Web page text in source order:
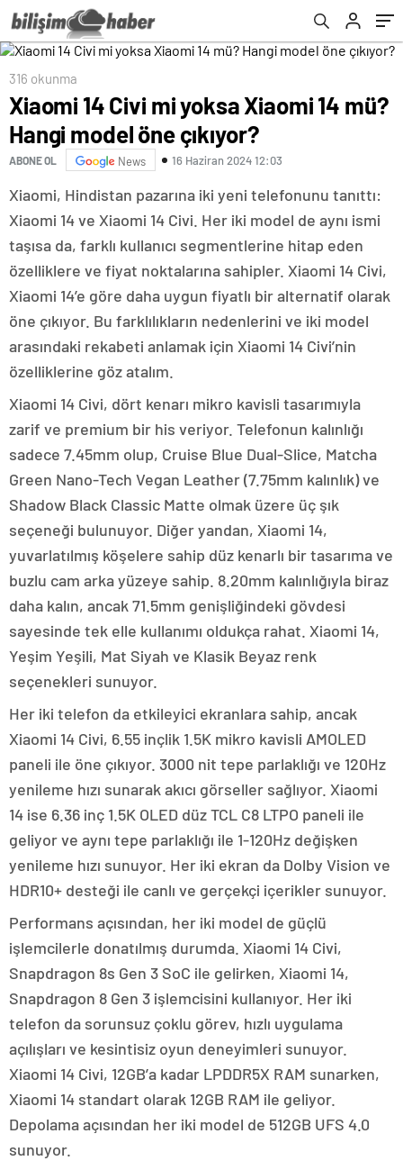
316 okunma
Xiaomi 14 Civi mi yoksa Xiaomi 14 mü?
Hangi model öne çıkıyor?
ABONE OL News 16 Haziran 2024 12:03
Xiaomi, Hindistan pazarına iki yeni telefonunu tanıttı:
Xiaomi 14 ve Xiaomi 14 Civi. Her iki model de aynı ismi
taşısa da, farklı kullanıcı segmentlerine hitap eden
özelliklere ve fiyat noktalarına sahipler. Xiaomi 14 Civi,
Xiaomi 14’e göre daha uygun fiyatlı bir alternatif olarak
öne çıkıyor. Bu farklılıkların nedenlerini ve iki model
arasındaki rekabeti anlamak için Xiaomi 14 Civi’nin
özelliklerine göz atalım.
Xiaomi 14 Civi, dört kenarı mikro kavisli tasarımıyla
zarif ve premium bir his veriyor. Telefonun kalınlığı
sadece 7.45mm olup, Cruise Blue Dual-Slice, Matcha
Green Nano-Tech Vegan Leather (7.75mm kalınlık) ve
Shadow Black Classic Matte olmak üzere üç şık
seçeneği bulunuyor. Diğer yandan, Xiaomi 14,
yuvarlatılmış köşelere sahip düz kenarlı bir tasarıma ve
buzlu cam arka yüzeye sahip. 8.20mm kalınlığıyla biraz
daha kalın, ancak 71.5mm genişliğindeki gövdesi
sayesinde tek elle kullanımı oldukça rahat. Xiaomi 14,
Yeşim Yeşili, Mat Siyah ve Klasik Beyaz renk
seçenekleri sunuyor.
Her iki telefon da etkileyici ekranlara sahip, ancak
Xiaomi 14 Civi, 6.55 inçlik 1.5K mikro kavisli AMOLED
paneli ile öne çıkıyor. 3000 nit tepe parlaklığı ve 120Hz
yenileme hızı sunarak akıcı görseller sağlıyor. Xiaomi
14 ise 6.36 inç 1.5K OLED düz TCL C8 LTPO paneli ile
geliyor ve aynı tepe parlaklığı ile 1-120Hz değişken
yenileme hızı sunuyor. Her iki ekran da Dolby Vision ve
HDR10+ desteği ile canlı ve gerçekçi içerikler sunuyor.
Performans açısından, her iki model de güçlü
işlemcilerle donatılmış durumda. Xiaomi 14 Civi,
Snapdragon 8s Gen 3 SoC ile gelirken, Xiaomi 14,
Snapdragon 8 Gen 3 işlemcisini kullanıyor. Her iki
telefon da sorunsuz çoklu görev, hızlı uygulama
açılışları ve kesintisiz oyun deneyimleri sunuyor.
Xiaomi 14 Civi, 12GB’a kadar LPDDR5X RAM sunarken,
Xiaomi 14 standart olarak 12GB RAM ile geliyor.
Depolama açısından her iki model de 512GB UFS 4.0
sunuyor.